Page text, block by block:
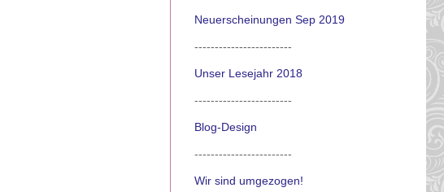
Neuerscheinungen Sep 2019
------------------------
Unser Lesejahr 2018
------------------------
Blog-Design
------------------------
Wir sind umgezogen!